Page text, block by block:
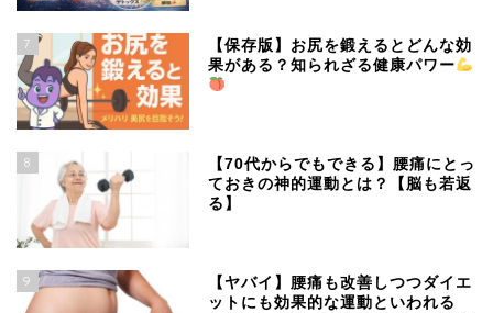
7
【保存版】お尻を鍛えるとどんな効
果がある？知られざる健康パワー
8
【70代からでもできる】腰痛にとっ
ておきの神的運動とは？【脳も若返
る】
9
【ヤバイ】腰痛も改善しつつダイエ
ットにも効果的な運動といわれる